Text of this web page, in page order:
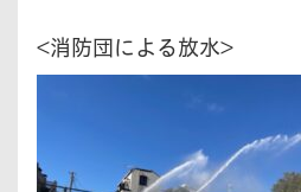
<消防団による放水>